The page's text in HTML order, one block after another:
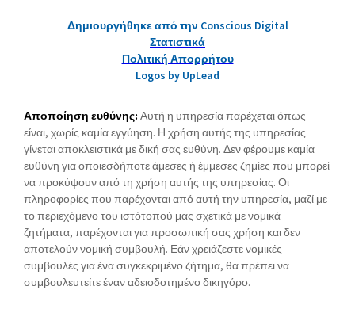
Δημιουργήθηκε από την Conscious Digital
Στατιστικά
Πολιτική Απορρήτου
Logos by UpLead
Αποποίηση ευθύνης: Αυτή η υπηρεσία παρέχεται όπως
είναι, χωρίς καμία εγγύηση. Η χρήση αυτής της υπηρεσίας
γίνεται αποκλειστικά με δική σας ευθύνη. Δεν φέρουμε καμία
ευθύνη για οποιεσδήποτε άμεσες ή έμμεσες ζημίες που μπορεί
να προκύψουν από τη χρήση αυτής της υπηρεσίας. Οι
πληροφορίες που παρέχονται από αυτή την υπηρεσία, μαζί με
το περιεχόμενο του ιστότοπού μας σχετικά με νομικά
ζητήματα, παρέχονται για προσωπική σας χρήση και δεν
αποτελούν νομική συμβουλή. Εάν χρειάζεστε νομικές
συμβουλές για ένα συγκεκριμένο ζήτημα, θα πρέπει να
συμβουλευτείτε έναν αδειοδοτημένο δικηγόρο.